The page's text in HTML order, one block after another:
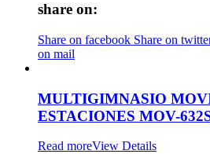
share on:
Share on facebook Share on
on mail
MULTIGIMNASIO
ESTACIONES MOV-
Read moreView Details